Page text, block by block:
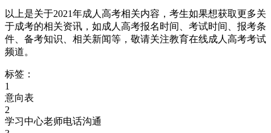
以上是关于2021年成人高考相关内容，考生如果想获取更多关
于成考的相关资讯，如成人高考报名时间、考试时间、报考条
件、备考知识、相关新闻等，敬请关注教育在线成人高考考试
频道。
标签：
1
意向表
2
学习中心老师电话沟通